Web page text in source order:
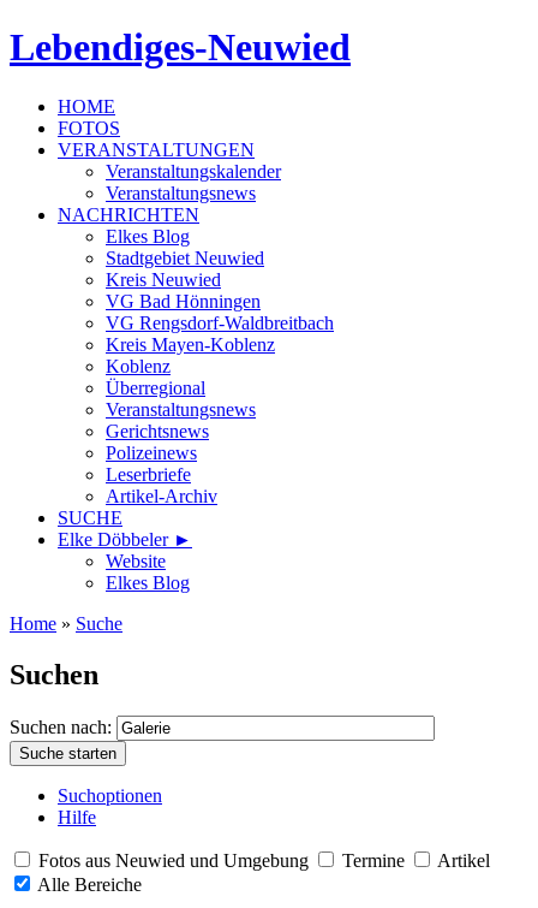
Lebendiges-Neuwied
HOME
FOTOS
VERANSTALTUNGEN
Veranstaltungskalender
Veranstaltungsnews
NACHRICHTEN
Elkes Blog
Stadtgebiet Neuwied
Kreis Neuwied
VG Bad Hönningen
VG Rengsdorf-Waldbreitbach
Kreis Mayen-Koblenz
Koblenz
Überregional
Veranstaltungsnews
Gerichtsnews
Polizeinews
Leserbriefe
Artikel-Archiv
SUCHE
Elke Döbbeler ►
Website
Elkes Blog
Home » Suche
Suchen
Suchen nach:
Suchoptionen
Hilfe
Fotos aus Neuwied und Umgebung Termine
Artikel
Alle Bereiche